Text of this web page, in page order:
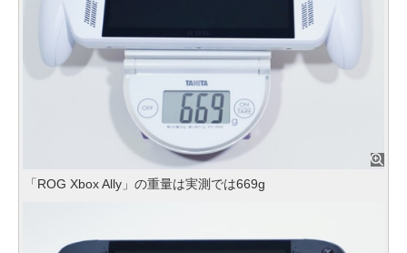
「ROG Xbox Ally」の重量は実測では669g